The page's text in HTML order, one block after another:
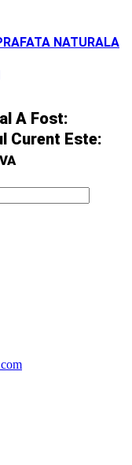
NATURALA
A Fost:
Curent Este: